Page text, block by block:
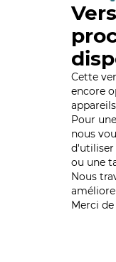
Cette
encore
Pour
nous
d'utiliser
ou une
Nous
Merci